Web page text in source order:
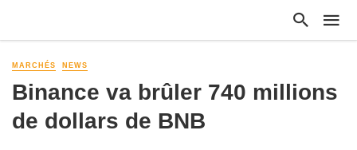
MARCHÉS NEWS
Binance va brûler 740 millions
de dollars de BNB